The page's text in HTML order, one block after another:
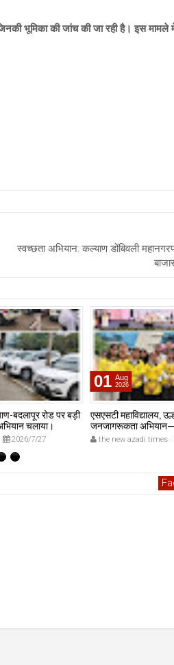
भूमिका की जांच की जा रही है। इस मामले में
स्वच्छता अभियान: कल्याण डोंबिवली
बदलापूर रोड पर बड़ी
चलाया।
2026/7/27
01 Aug
2026
एसएसटी महाविद्यालय,
जनजागरूकता
मौजूदगी, मुख्यमंत्री
मुंबई के एनएससीआई डोम
समाज में नशामुक्ति का
the new azadi times